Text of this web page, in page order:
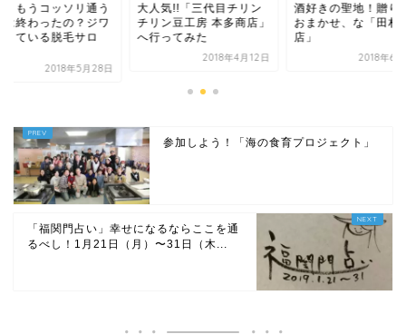
気!!「三代目チリン
ン豆工房 本多商店」
ってみた
酒好きの聖地！贈り物も
おまかせ、な「田村本
店」
2018年6月28日
えっ？もうコッソリ
時代は終わったの？
ジワきている脱毛サ
参加しよう！「海の食育プロジェクト」
「福関門占い」幸せになるならここを通
るべし！1月21日（月）〜31日（木...